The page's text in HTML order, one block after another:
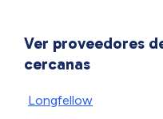
Ver proveedores
cercanas
Longfellow